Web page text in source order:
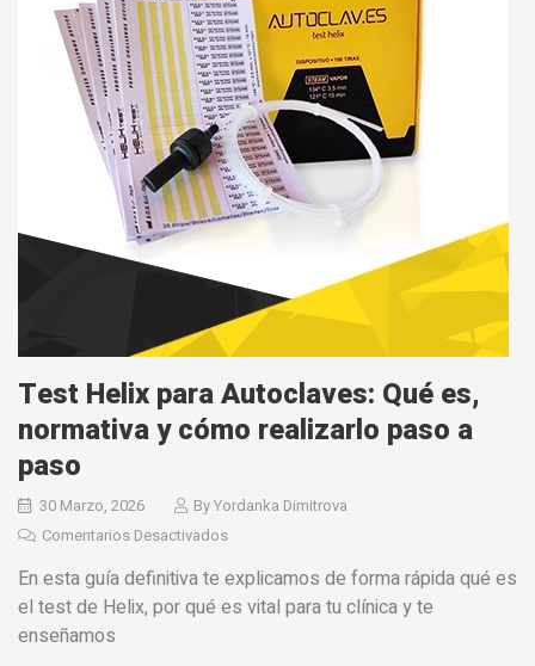
Test Helix para Autoclaves: Qué es,
normativa y cómo realizarlo paso a
paso
30 Marzo, 2026 ByYordanka Dimitrova
Comentarios Desactivados
En esta guía definitiva te explicamos de forma rápida qué es
el test de Helix, por qué es vital para tu clínica y te
enseñamos